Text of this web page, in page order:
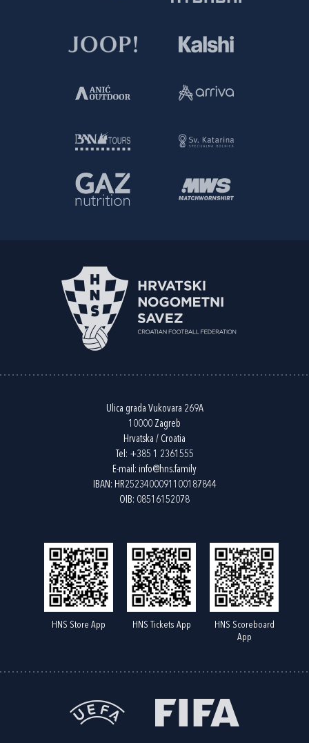
Ulica grada Vukovara 269A
10000 Zagreb
Hrvatska / Croatia
Tel: +385 1 2361555
E-mail: info@hns.family
IBAN: HR2523400091100187844
OIB: 08516152078
HNS Store App HNS Tickets App
HNS Scoreboard
App